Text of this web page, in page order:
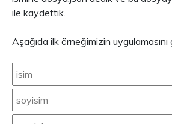
ile kaydettik.
Aşağıda ilk örneğimizin uygulamasını